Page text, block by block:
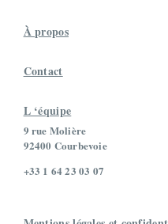
À propos
Contact
L ‘équipe
9 rue Molière
92400 Courbevoie
+33 1 64 23 03 07